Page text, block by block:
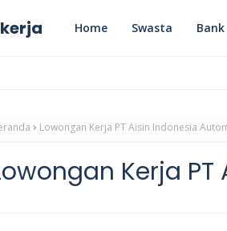
Home Swasta Bank
Lowongan Kerja PT Aisin Indonesia
Kerja